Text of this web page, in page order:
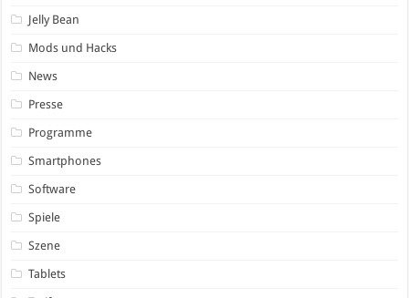
Jelly Bean
Mods und Hacks
News
Presse
Programme
Smartphones
Software
Spiele
Szene
Tablets